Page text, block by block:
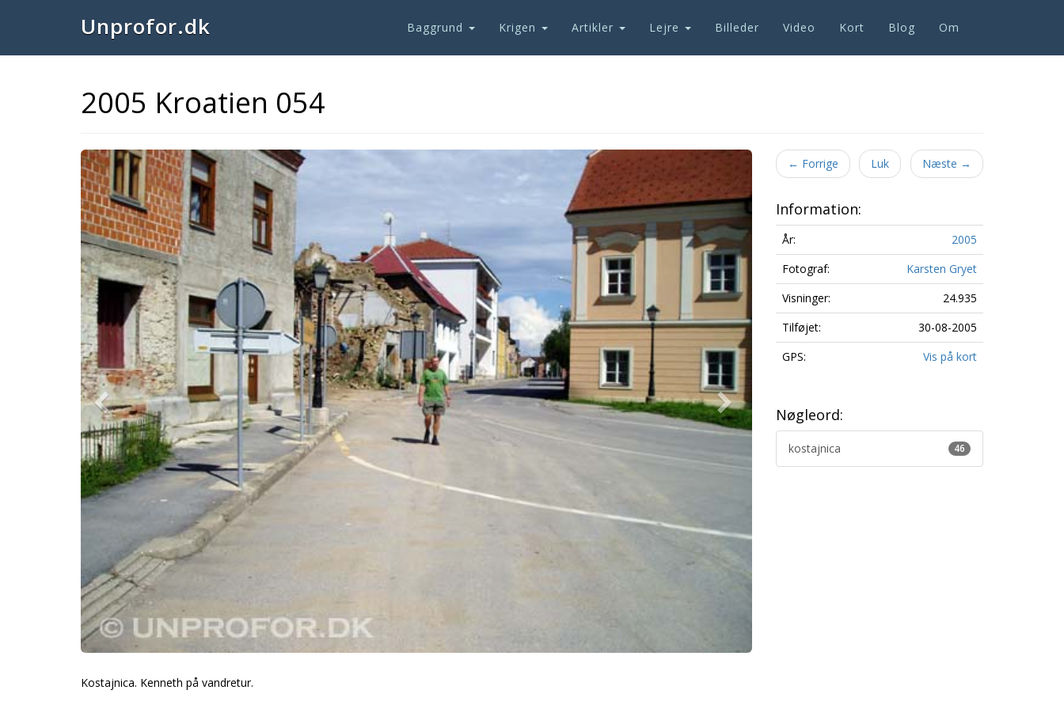
Unprofor.dk Baggrund Krigen Artikler Lejre Billeder Video Kort Blog Om
2005 Kroatien 054
Previous Next
Kostajnica. Kenneth på vandretur.
← Forrige Luk Næste →
Information:
År:
2005
Fotograf:
Karsten Gryet
Visninger:
24.935
Tilføjet:
30-08-2005
GPS:
Vis på kort
Nøgleord:
46
kostajnica